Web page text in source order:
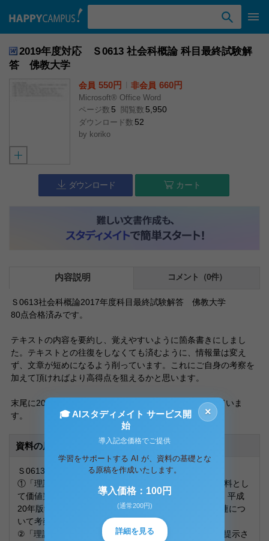
2019年度対応 Ｓ0613 社会科概論 科目最終試験解
答 佛教大学
会員 550円 非会員 660円
Microsoft® Office Word
ページ数 5 閲覧数 5,950
ダウンロード数 52
by koriko
ダウンロード カート
内容説明 コメント（0件）
Ｓ0613社会科概論2017年度科目最終試験解答 佛教大学
80点合格済みです。
テキストの内容を要約し、覚えやすいように箇条書きにしまし
た。テキストとの往復をしなくても済むように、情報量は変え
ず、文章が短めになるよう削っています。これにご自身の考察を
加えて頂ければより高得点を狙えるかと思います。
末尾に2017年試験日配布の冊子01～08の問題を掲載していま
す。
資料の原本内容
Ｓ0613社会科概論 科目最終試験
①「理論1社会認識内容を豊かに育成し、それを判断材料とし
て価値判断させれば、市民的資質が育つ。」を説明し、平成
20年版学習指導要領における社会科の教科目標との関連につ
いて考察しなさい。
②「理論4単元の学習内容が、構造化された知識として提示さ
×
🎓 AIスタディメイト サービス開
始
導入記念価格でご提供
学習をサポートする AI が、資料の基礎とな
る原稿を作成いたします。
導入価格：100円
(通常200円)
詳細を見る